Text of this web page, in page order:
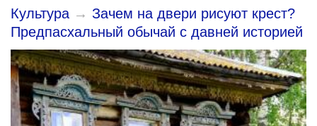
Культура → Зачем на двери рисуют крест?
Предпасхальный обычай с давней историей